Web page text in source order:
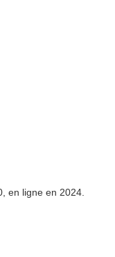
en ligne en 2024.